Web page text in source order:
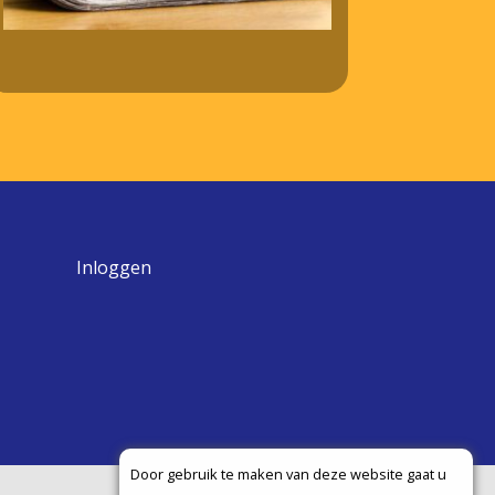
Door gebruik te maken van deze website gaat u
Inloggen